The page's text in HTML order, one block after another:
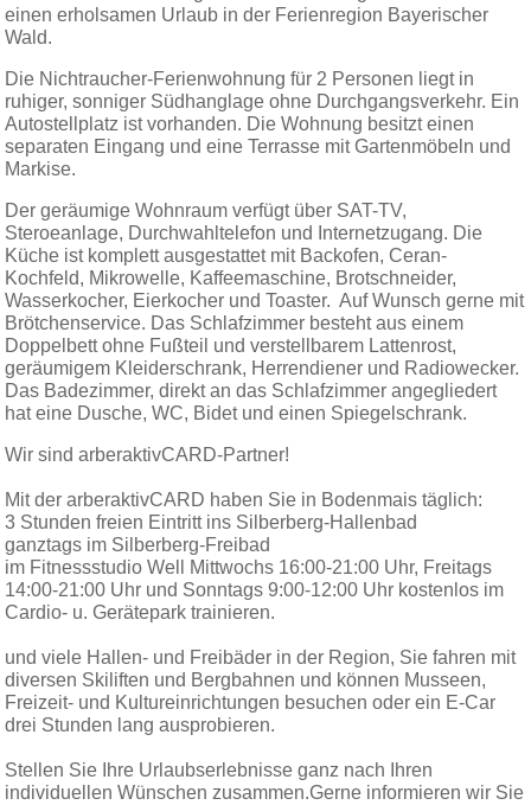
einen erholsamen Urlaub in der Ferienregion Bayerischer
Wald.
Die Nichtraucher-Ferienwohnung für 2 Personen liegt in
ruhiger, sonniger Südhanglage ohne Durchgangsverkehr. Ein
Autostellplatz ist vorhanden. Die Wohnung besitzt einen
separaten Eingang und eine Terrasse mit Gartenmöbeln und
Markise.
Der geräumige Wohnraum verfügt über SAT-TV,
Steroeanlage, Durchwahltelefon und Internetzugang. Die
Küche ist komplett ausgestattet mit Backofen, Ceran-
Kochfeld, Mikrowelle, Kaffeemaschine, Brotschneider,
Wasserkocher, Eierkocher und Toaster. Auf Wunsch gerne mit
Brötchenservice. Das Schlafzimmer besteht aus einem
Doppelbett ohne Fußteil und verstellbarem Lattenrost,
geräumigem Kleiderschrank, Herrendiener und Radiowecker.
Das Badezimmer, direkt an das Schlafzimmer angegliedert
hat eine Dusche, WC, Bidet und einen Spiegelschrank.
Wir sind arberaktivCARD-Partner!
Mit der arberaktivCARD haben Sie in Bodenmais täglich:
3 Stunden freien Eintritt ins Silberberg-Hallenbad
ganztags im Silberberg-Freibad
im Fitnessstudio Well Mittwochs 16:00-21:00 Uhr, Freitags
14:00-21:00 Uhr und Sonntags 9:00-12:00 Uhr kostenlos im
Cardio- u. Gerätepark trainieren.
und viele Hallen- und Freibäder in der Region, Sie fahren mit
diversen Skiliften und Bergbahnen und können Musseen,
Freizeit- und Kultureinrichtungen besuchen oder ein E-Car
drei Stunden lang ausprobieren.
Stellen Sie Ihre Urlaubserlebnisse ganz nach Ihren
individuellen Wünschen zusammen.Gerne informieren wir Sie